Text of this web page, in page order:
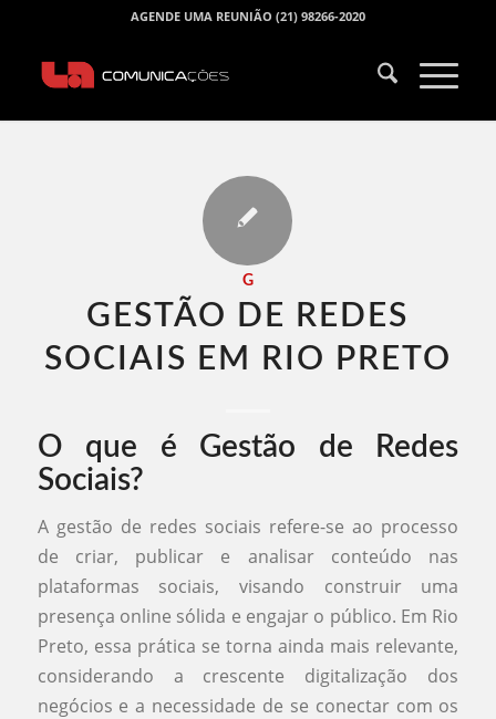
AGENDE UMA REUNIÃO (21) 98266-2020
G
GESTÃO DE REDES
SOCIAIS EM RIO PRETO​
O que é Gestão de Redes
Sociais?
A gestão de redes sociais refere-se ao processo
de criar, publicar e analisar conteúdo nas
plataformas sociais, visando construir uma
presença online sólida e engajar o público. Em Rio
Preto, essa prática se torna ainda mais relevante,
considerando a crescente digitalização dos
negócios e a necessidade de se conectar com os